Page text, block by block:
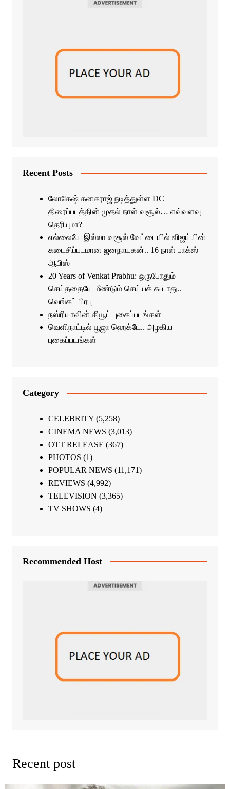
Recent Posts
லோகேஷ் கனகராஜ் நடித்துள்ள DC
திரைப்படத்தின் முதல் நாள் வசூல்… எவ்வளவு
தெரியுமா?
எல்லையே இல்லா வசூல் வேட்டையில் விஜய்யின்
கடைசிப்படமான ஜனநாயகன்.. 16 நாள் பாக்ஸ்
ஆபிஸ்
20 Years of Venkat Prabhu: ஒருபோதும்
செய்ததையே மீண்டும் செய்யக் கூடாது..
வெங்கட் பிரபு
நஸ்ரியாவின் கியூட் புகைப்படங்கள்
வெளிநாட்டில் பூஜா ஹெக்டே.. அழகிய
புகைப்படங்கள்
Category
CELEBRITY(5,258)
CINEMA NEWS (3,013)
OTT RELEASE (367)
PHOTOS (1)
POPULAR NEWS (11,171)
REVIEWS (4,992)
TELEVISION (3,365)
TV SHOWS (4)
Recommended Host
Recent post